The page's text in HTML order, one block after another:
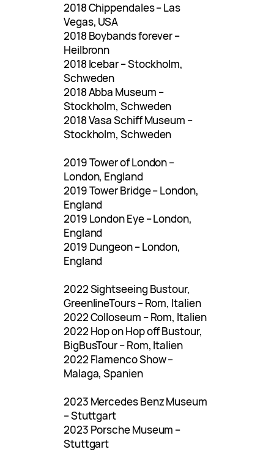
2018 Chippendales – Las
Vegas, USA
2018 Boybands forever –
Heilbronn
2018 Icebar – Stockholm,
Schweden
2018 Abba Museum –
Stockholm, Schweden
2018 Vasa Schiff Museum –
Stockholm, Schweden
2019 Tower of London –
London, England
2019 Tower Bridge – London,
England
2019 London Eye – London,
England
2019 Dungeon – London,
England
2022 Sightseeing Bustour,
GreenlineTours – Rom, Italien
2022 Colloseum – Rom, Italien
2022 Hop on Hop off Bustour,
BigBusTour – Rom, Italien
2022 Flamenco Show –
Malaga, Spanien
2023 Mercedes Benz Museum
– Stuttgart
2023 Porsche Museum –
Stuttgart